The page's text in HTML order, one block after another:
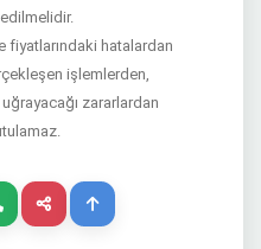
fiyatlarındaki hatalardan
işlemlerden,
zararlardan